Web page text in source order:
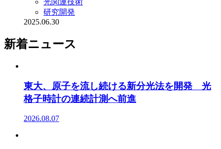
光関連技術
研究開発
2025.06.30
新着ニュース
東大、原子を流し続ける新分光法を開発 光
格子時計の連続計測へ前進
2026.08.07